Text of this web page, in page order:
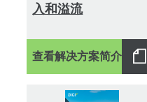
入和溢流
查看解决方案简介